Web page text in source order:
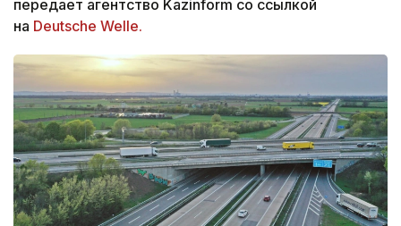
передает агентство Kazinform со ссылкой
на Deutsche Welle.